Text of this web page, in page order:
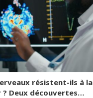
résistent-ils à la
? Deux découvertes…